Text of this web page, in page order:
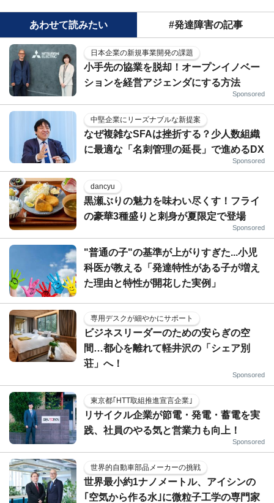
あわせて読みたい #発達障害の記事
日本企業の新規事業開発の課題
小手先の協業を脱却！オープンイノベー
ションを経営アジェンダにする方法
Sponsored
中堅企業にリーズナブルな新提案
なぜ複雑なSFAは挫折する？少人数組織
に最適な「名刺管理の延長」で進めるDX
Sponsored
dancyu
黒瀬ぶりの魅力を味わい尽くす！フライ
の豪華3種盛りと刺身が夏限定で登場
Sponsored
"普通の子"の基準が上がりすぎた...小児
科医が教える「発達特性がある子が増え
た理由と特性が開花した実例」
専用デスクが細やかにサポート
ビジネスリーダーのための安らぎの空
間…都心を離れて軽井沢の「シェア別
荘」へ！
Sponsored
東京都｢HTT取組推進宣言企業｣
リサイクル企業が節電・発電・蓄電を実
践、社員のやる気と営業力も向上！
Sponsored
世界的自動車部品メーカーの挑戦
世界最小約1ナノメートル、アイシンの
｢空気から作る水｣に微粒子工学の専門家